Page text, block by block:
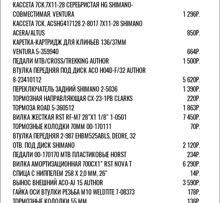
КАССЕТА 7СК.7Х11-28 СЕРЕБРИСТАЯ HG SHIMANO-
СОВМЕСТИМАЯ. VENTURA
1 296Р.
КАССЕТА 7СК. ACSHG417128 2-8017 7Х11-28 SHIMANO
ACERA/ALTUS
850Р.
КАРЕТКА-КАРТРИДЖ ДЛЯ КЛИНЬЕВ 136/37ММ
VENTURA 5-359940
664Р.
ПЕДАЛИ MTB/CROSS/TREKKING AUTHOR
1 500Р.
ВТУЛКА ПЕРЕДНЯЯ ПОД ДИСК ACO H04D-F/32 AUTHOR
8-23410112
5 620Р.
ПЕРЕКЛЮЧАТЕЛЬ ЗАДНИЙ SHIMANO 2-5036
1 390Р.
ТОРМОЗНАЯ НАПРАВЛЯЮЩАЯ CX-23-1PB CLARKS
220Р.
ТОРМОЗА ROAD 5-360512
1 863Р.
ВИЛКА ЖЕСТКАЯ RST RF-M7 28"Х1 1/8" 1-0501
7 450Р.
ТОРМОЗНЫЕ КОЛОДКИ 70ММ 00-170111
70Р.
ВТУЛКА ПЕРЕДНЯЯ 2-987 EHBM525ABLS, DEORE, 32
ОТВ. ПОД ДИСК SHIMANO
2 120Р.
ПЕДАЛИ 00-170170 МТВ ПЛАСТИКОВЫЕ HORST
234Р.
ВИЛКА АМОРТИЗАЦИОННАЯ 700СХ1" RST NOVA T
6 290Р.
СПИЦА С НИППЕЛЕМ 258 Х 2,0 ММ, 26"
14Р.
ВЫНОС ВНЕШНИЙ ACO-AJ 15 AUTHOR
3 590Р.
ГАЙКА ОСИ ВТУЛКИ РЕЗЬБА М10 WELDTITE 7-08373
178Р.
ТОРМОЗНЫЕ КОЛОДКИ 55 ММ
136Р.